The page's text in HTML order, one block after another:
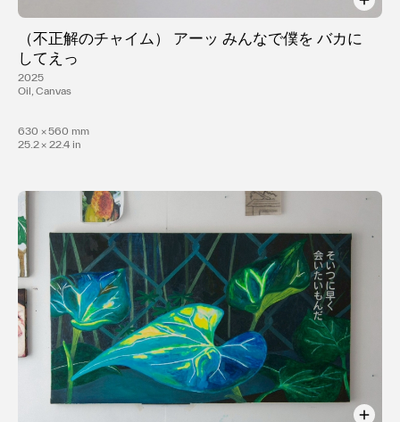
2025
Oil, Canvas
630 × 560 mm
25.2 × 22.4 in
（不正解のチャイム） アーッ みんなで僕を バカに
してえっ